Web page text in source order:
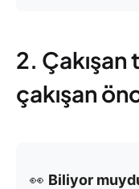
2. Çakışan
çakışan
👀 Biliyor